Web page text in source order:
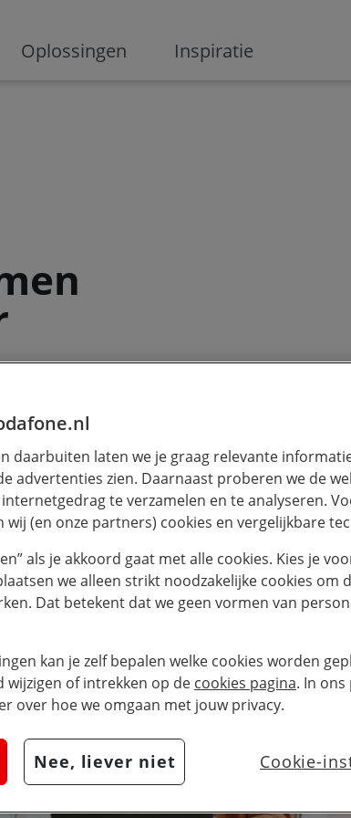
Oplossingen Inspiratie
gaan
aan? U
daarbuiten laten we je graag relevante
advertenties zien. Daarnaast proberen we de
te verzamelen en te analyseren.
wij (en onze partners) cookies en vergelijkbare
als je akkoord gaat met alle cookies. Kies je
we alleen strikt noodzakelijke cookies om
Dat betekent dat we geen vormen van
kan je zelf bepalen welke cookies worden
wijzigen of intrekken op de cookies pagina. In ons
over hoe we omgaan met jouw privacy.
Nee, liever niet Cookie-